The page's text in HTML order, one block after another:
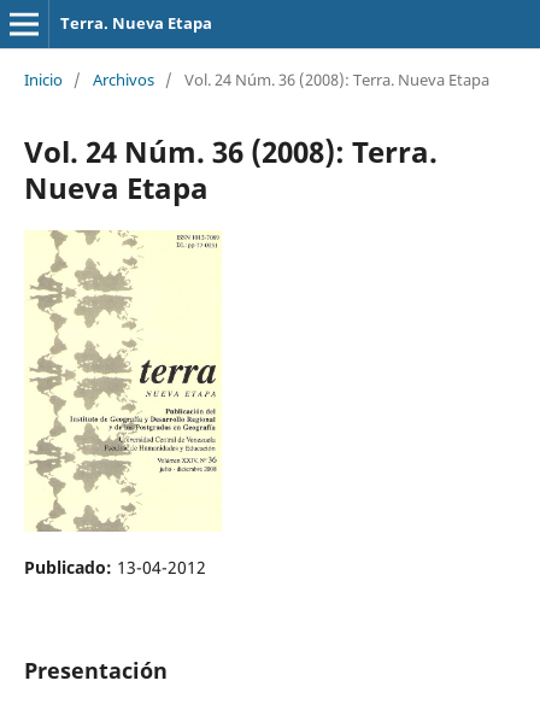
Terra. Nueva Etapa
Inicio / Archivos / Vol. 24 Núm. 36 (2008): Terra. Nueva Etapa
Vol. 24 Núm. 36 (2008): Terra.
Nueva Etapa
Publicado: 13-04-2012
Presentación